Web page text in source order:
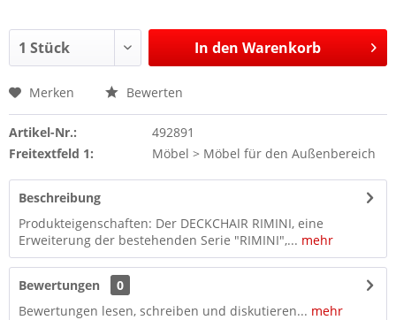
In den Warenkorb
Merken Bewerten
Artikel-Nr.:
492891
Freitextfeld 1:
Möbel > Möbel für den Außenbereich
Beschreibung
Produkteigenschaften: Der DECKCHAIR RIMINI, eine
Erweiterung der bestehenden Serie "RIMINI",... mehr
Bewertungen
0
Bewertungen lesen, schreiben und diskutieren... mehr